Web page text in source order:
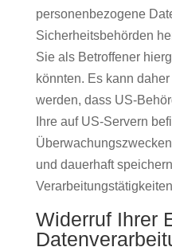
personenbezogene
Sicherheitsbehörden
Sie als Betroffener
könnten. Es kann
werden, dass US-
Ihre auf US-Servern
und dauerhaft
Widerruf Ihrer